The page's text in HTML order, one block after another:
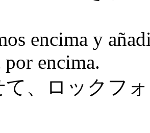
encima y
encima.
て、ロックフ